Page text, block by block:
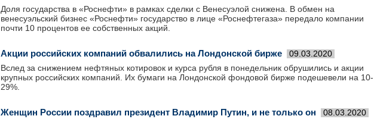
Доля государства в «Роснефти» в рамках сделки с Венесуэлой снижена. В обмен на
венесуэльский бизнес «Роснефти» государство в лице «Роснефтегаза» передало компании
почти 10 процентов ее собственных акций.
Акции российских компаний обвалились на Лондонской бирже 09.03.2020
Вслед за снижением нефтяных котировок и курса рубля в понедельник обрушились и акции
крупных российских компаний. Их бумаги на Лондонской фондовой бирже подешевели на 10-
29%.
Женщин России поздравил президент Владимир Путин, и не только он 08.03.2020